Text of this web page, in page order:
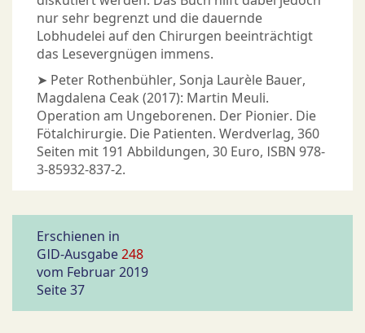
nur sehr begrenzt und die dauernde
Lobhudelei auf den Chirurgen beeinträchtigt
das Lesevergnügen immens.
➤ Peter Rothenbühler, Sonja Laurèle Bauer,
Magdalena Ceak (2017): Martin Meuli.
Operation am Ungeborenen. Der Pionier. Die
Fötalchirurgie. Die Patienten. Werdverlag, 360
Seiten mit 191 Abbildungen, 30 Euro, ISBN 978-
3-85932-837-2.
Erschienen in
GID-Ausgabe248
vom Februar 2019
Seite 37